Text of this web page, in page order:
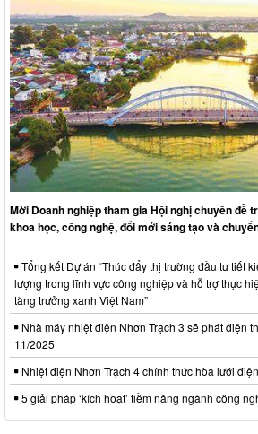
Mời Doanh nghiệp tham gia Hội nghị chuyên đề
khoa học, công nghệ, đổi mới sáng tạo và
Tổng kết Dự án “Thúc đẩy thị trường đầu tư tiết
lượng trong lĩnh vực công nghiệp và hỗ trợ thực
tăng trưởng xanh Việt Nam”
Nhà máy nhiệt điện Nhơn Trạch 3 sẽ phát điện
11/2025
Nhiệt điện Nhơn Trạch 4 chính thức hòa lưới
5 giải pháp ‘kích hoạt’ tiềm năng ngành công